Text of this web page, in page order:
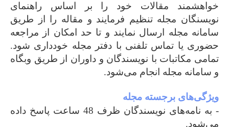
خواهشمند مقالات خود را بر اساس راهنمای
نویسنگان مجله تنظیم فرمایند و مقاله را از طریق
سامانه مجله ارسال نمایند و تا حد امکان از مراجعه
حضوری یا تماس تلفنی با دفتر مجله خودداری شود.
تمامی مکاتبات با نویسندگان و داوران از طریق وبگاه
و سامانه مجله انجام می‌شود.
ویژگی‌های برجسته مجله
- به نامه‌های نویسندگان ظرف 48 ساعت پاسخ داده
می‌شود.